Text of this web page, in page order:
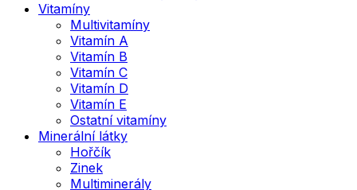
Vitamíny
Multivitamíny
Vitamín A
Vitamín B
Vitamín C
Vitamín D
Vitamín E
Ostatní vitamíny
Minerální látky
Hořčík
Zinek
Multiminerály